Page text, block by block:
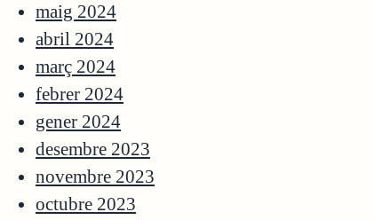
maig 2024
abril 2024
març 2024
febrer 2024
gener 2024
desembre 2023
novembre 2023
octubre 2023